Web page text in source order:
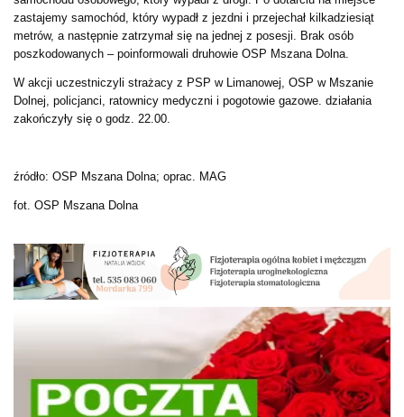
zastajemy samochód, który wypadł z jezdni i przejechał kilkadziesiąt
metrów, a następnie zatrzymał się na jednej z posesji. Brak osób
poszkodowanych – poinformowali druhowie OSP Mszana Dolna.
W akcji uczestniczyli strażacy z PSP w Limanowej, OSP w Mszanie
Dolnej, policjanci, ratownicy medyczni i pogotowie gazowe. działania
zakończyły się o godz. 22.00.
źródło: OSP Mszana Dolna; oprac. MAG
fot. OSP Mszana Dolna